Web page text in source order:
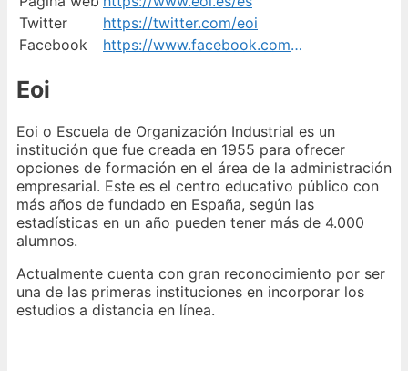
Twitter
https://twitter.com/eoi
Facebook
https://www.facebook.com/eoi.edu
Eoi
Eoi o Escuela de Organización Industrial es un
institución que fue creada en 1955 para ofrecer
opciones de formación en el área de la administración
empresarial. Este es el centro educativo público con
más años de fundado en España, según las
estadísticas en un año pueden tener más de 4.000
alumnos.
Actualmente cuenta con gran reconocimiento por ser
una de las primeras instituciones en incorporar los
estudios a distancia en línea.